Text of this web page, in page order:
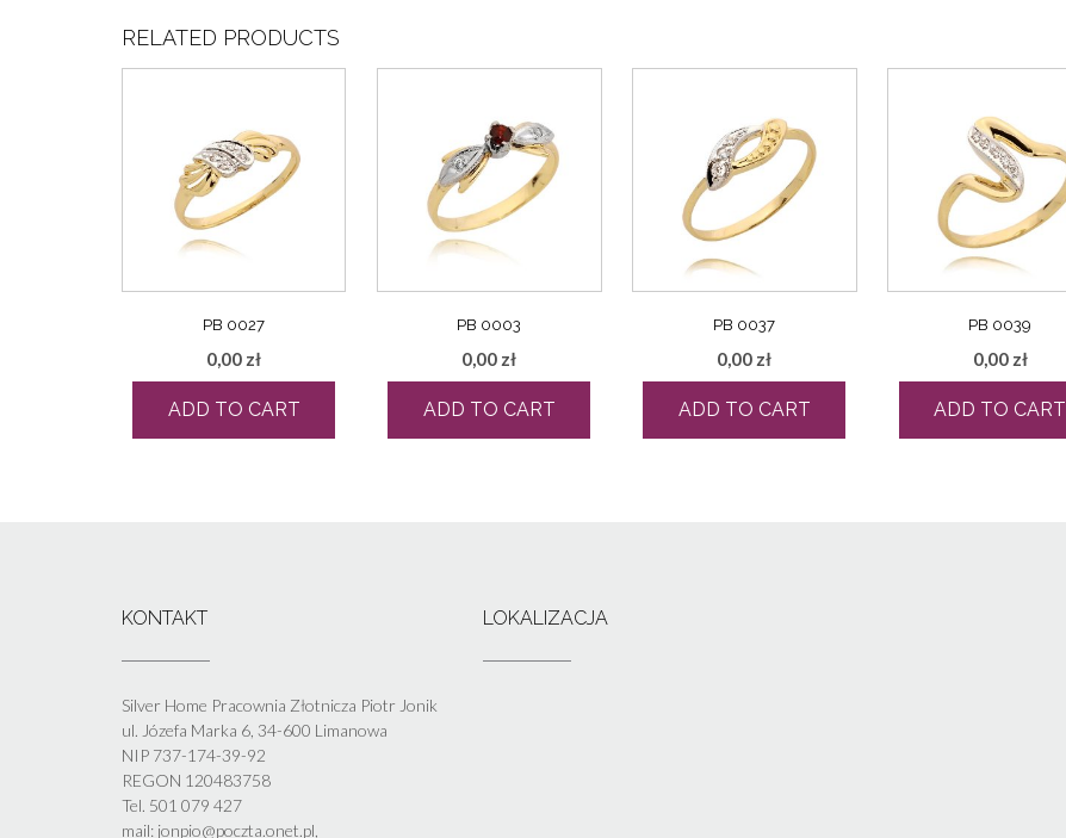
RELATED PRODUCTS
PB 0027
0,00 zł
ADD TO CART
PB 0003
0,00 zł
ADD TO CART
PB 0037
0,00 zł
ADD TO CART
PB 0039
0,00 zł
ADD TO CART
KONTAKT
Silver Home Pracownia Złotnicza Piotr Jonik
ul. Józefa Marka 6, 34-600 Limanowa
NIP 737-174-39-92
REGON 120483758
Tel. 501 079 427
mail: jonpio@poczta.onet.pl,
LOKALIZACJA